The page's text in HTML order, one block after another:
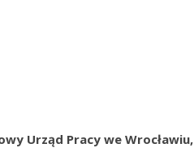
Urząd Pracy we Wrocławiu,